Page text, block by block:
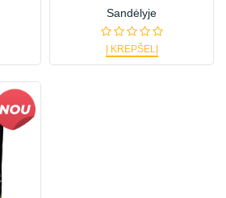
Sandėlyje
Į KREPŠELĮ